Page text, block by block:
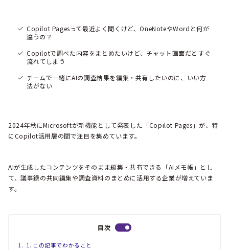
Copilot Pagesって最近よく聞くけど、OneNoteやWordと何が
違うの？
Copilotで調べた内容をまとめたいけど、チャット画面だとすぐ
流れてしまう
チームで一緒にAIの調査結果を編集・共有したいのに、いい方
法がない
2024年秋にMicrosoftが新機能として発表した「Copilot Pages」が、特
にCopilot活用層の間で注目を集めています。
AIが生成したコンテンツをそのまま編集・共有できる「AIメモ帳」とし
て、議事録の共同編集や調査資料のまとめに活用する企業が増えていま
す。
目次
この記事でわかること